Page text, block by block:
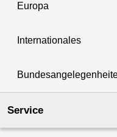
Europa
Internationales
Service